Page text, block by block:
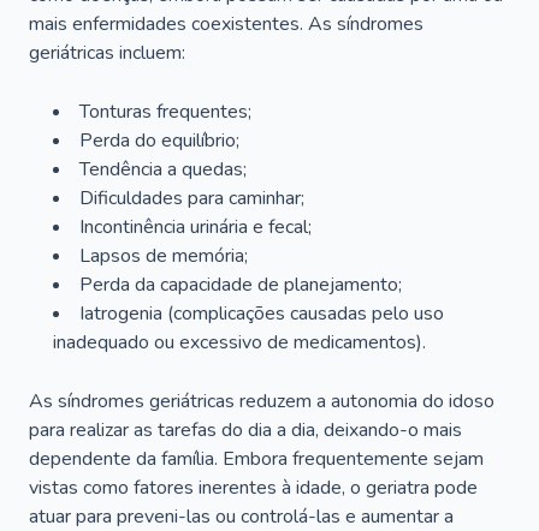
mais enfermidades coexistentes. As síndromes
geriátricas incluem:
Tonturas frequentes;
Perda do equilíbrio;
Tendência a quedas;
Dificuldades para caminhar;
Incontinência urinária e fecal;
Lapsos de memória;
Perda da capacidade de planejamento;
Iatrogenia (complicações causadas pelo uso
inadequado ou excessivo de medicamentos).
As síndromes geriátricas reduzem a autonomia do idoso
para realizar as tarefas do dia a dia, deixando-o mais
dependente da família. Embora frequentemente sejam
vistas como fatores inerentes à idade, o geriatra pode
atuar para preveni-las ou controlá-las e aumentar a